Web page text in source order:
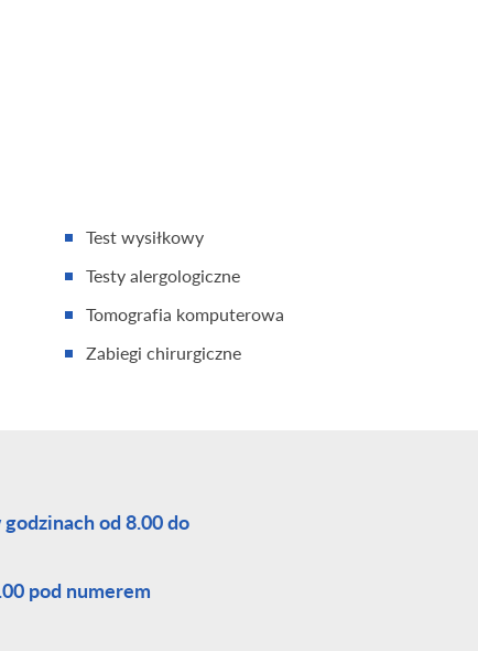
Test wysiłkowy
Testy alergologiczne
Tomografia komputerowa
Zabiegi chirurgiczne
od 8.00 do
pod numerem